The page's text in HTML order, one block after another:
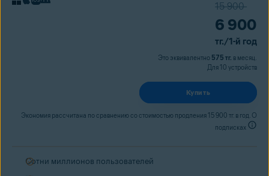
Сотни миллионов пользователей
6 900
15 900
тг./1-й год
Это эквивалентно 575 тг. в месяц.
Для 10 устройств
Купить
Экономия рассчитана по сравнению со стоимостью продления 15 900 тг. в год. О
подписках